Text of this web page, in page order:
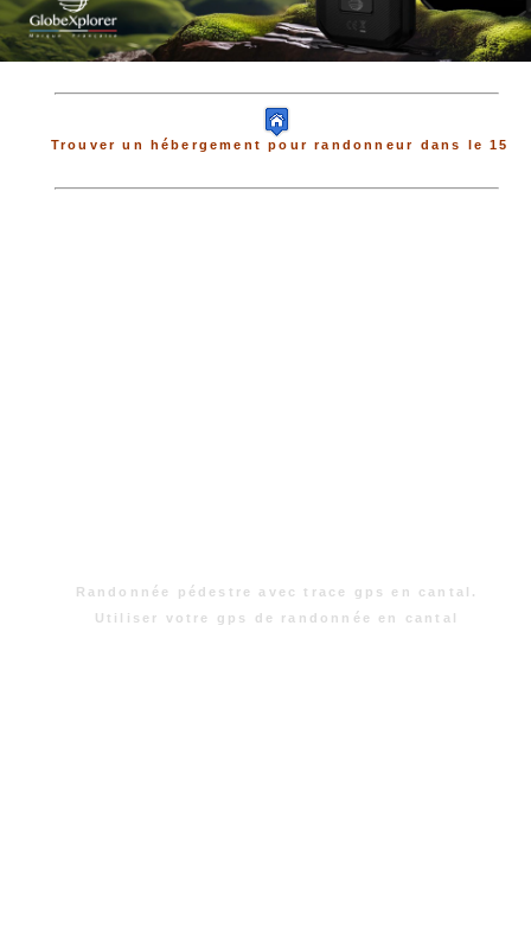
Trouver un hébergement pour randonneur dans le 15
Randonnée pédestre avec trace gps en cantal.
Utiliser votre gps de randonnée en cantal